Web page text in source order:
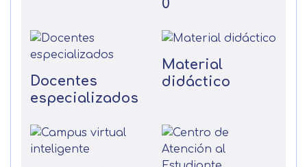
0
Docentes
especializados
Material
didáctico